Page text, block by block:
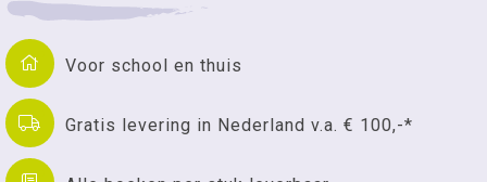
Voor school en thuis
Gratis levering in Nederland v.a. € 100,-*